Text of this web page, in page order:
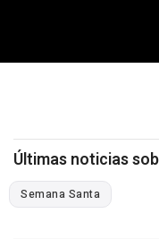
Últimas noticias
Semana Santa